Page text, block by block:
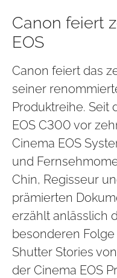
Canon feiert
EOS
Canon feiert das
seiner
Produktreihe. Seit
EOS C300 vor
Cinema EOS
und
Chin, Regisseur
prämierten
erzählt anlässlich
besonderen
Shutter Stories
der Cinema EOS